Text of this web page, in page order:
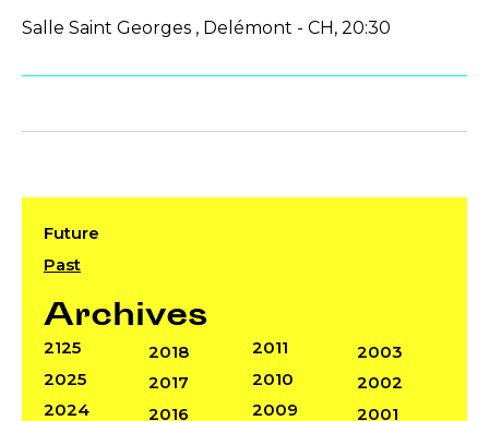
Future
Past
Archives
2125
2025
2024
2018
2017
2016
2011
2010
2009
2003
2002
2001
Salle Saint Georges , Delémont - CH, 20:30